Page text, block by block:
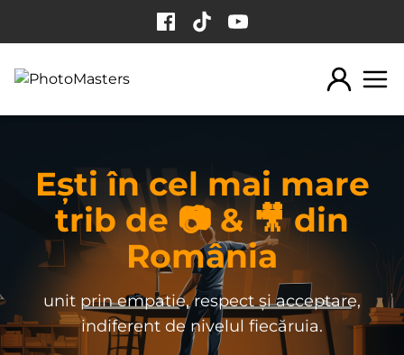
Ești în cel mai mare
trib de 📷 & 🎥 din
România
unit prin empatie, respect și acceptare,
indiferent de nivelul fiecăruia.